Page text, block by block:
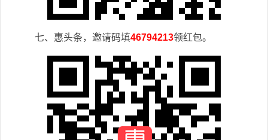
七、惠头条，邀请码填46794213领红包。